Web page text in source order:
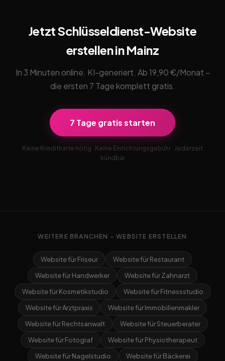
Jetzt Schlüsseldienst-Website
erstellen in Mainz
In 3 Minuten online. KI-generiert. Ab 19,90 €/Monat –
die ersten 7 Tage komplett gratis.
7 Tage gratis starten
Keine Kreditkarte nötig · Keine Einrichtungsgebühr · Jederzeit
kündbar
WEITERE BRANCHEN – WEBSITE ERSTELLEN
Website für Friseur
Website für Restaurant
Website für Handwerker
Website für Zahnarzt
Website für Kosmetikstudio
Website für Fitnessstudio
Website für Arztpraxis
Website für Immobilienmakler
Website für Rechtsanwalt
Website für Steuerberater
Website für Fotograf
Website für Physiotherapeut
Website für Nagelstudio
Website für Bäckerei